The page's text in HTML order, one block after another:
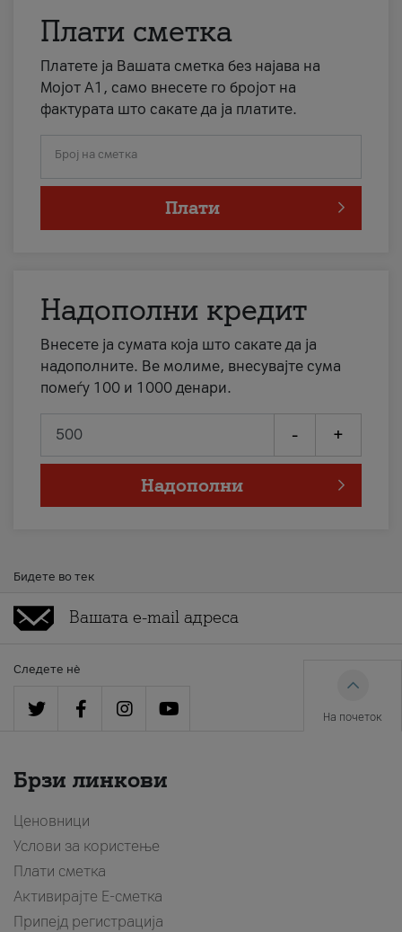
Плати сметка
Платете ја Вашата сметка без најава на
Мојот А1, само внесете го бројот на
фактурата што сакате да ја платите.
Број на сметка
Плати
Надополни кредит
Внесете ја сумата која што сакате да ја
надополните. Ве молиме, внесувајте сума
помеѓу 100 и 1000 денари.
- +
Надополни
Бидете во тек
Следете нè
На почеток
Брзи линкови
Ценовници
Услови за користење
Плати сметка
Активирајте Е-сметка
Припејд регистрација